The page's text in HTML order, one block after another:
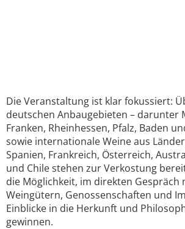
Die Veranstaltung ist klar fokussiert:
deutschen Anbaugebieten – darunter
Franken, Rheinhessen, Pfalz, Baden
sowie internationale Weine aus
Spanien, Frankreich, Österreich,
und Chile stehen zur Verkostung
die Möglichkeit, im direkten Gespräch
Weingütern, Genossenschaften und
Einblicke in die Herkunft und
gewinnen.